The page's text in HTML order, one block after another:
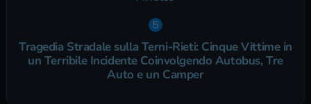
Tragedia Stradale sulla Terni-Rieti: Cinque Vittime in
un Terribile Incidente Coinvolgendo Autobus, Tre
Auto e un Camper